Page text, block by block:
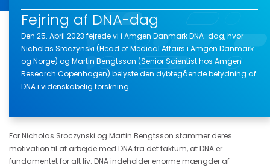
Fejring af DNA-dag
Den 25. April 2023 fejrede vi i Amgen Danmark DNA-dag, hvor
Nicholas Sroczynski (Head of Medical Affairs i Amgen Danmark
og Norge) og Martin Bengtsson (Senior Scientist hos Amgen
Research Copenhagen) belyste den dybtegående betydning af
DNA i videnskabelig forskning.
For Nicholas Sroczynski og Martin Bengtsson stammer deres
motivation til at arbejde med DNA fra det faktum, at DNA er
fundamentet for alt liv. DNA indeholder enorme mængder af